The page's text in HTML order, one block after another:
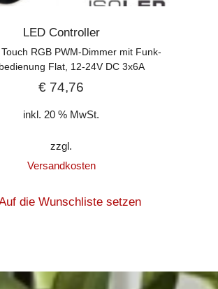
LED Controller
RGB PWM-Dimmer mit Funk-
Flat, 12-24V DC 3x6A
€ 74,76
inkl. 20 % MwSt.
zzgl.
Versandkosten
die Wunschliste setzen